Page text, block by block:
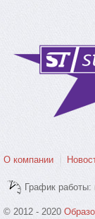
О компании
График работы:
© 2012 - 2020